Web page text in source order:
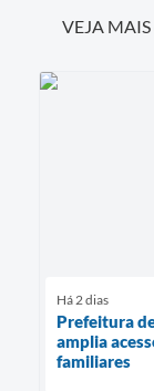
VEJA
Há 2 dias
Prefeitura
amplia
familiares